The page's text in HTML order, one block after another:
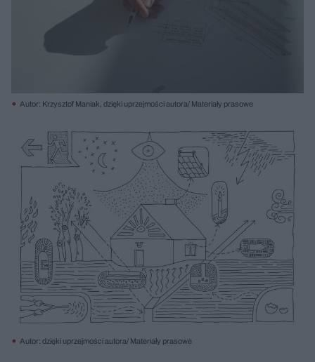
Autor: Krzysztof Maniak, dzięki uprzejmości autora/ Materiały prasowe
Autor: dzięki uprzejmości autora/ Materiały prasowe